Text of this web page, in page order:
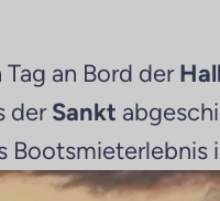
an Bord der
derSankt
Bootsmieterlebnis